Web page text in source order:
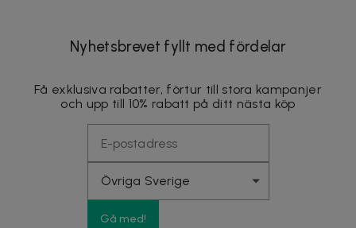
Nyhetsbrevet fyllt med fördelar
Få exklusiva rabatter, förtur till stora kampanjer
och upp till 10% rabatt på ditt nästa köp
Gå med!